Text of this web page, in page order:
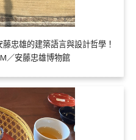
忠雄的建築語言與設計哲學！
／安藤忠雄博物館